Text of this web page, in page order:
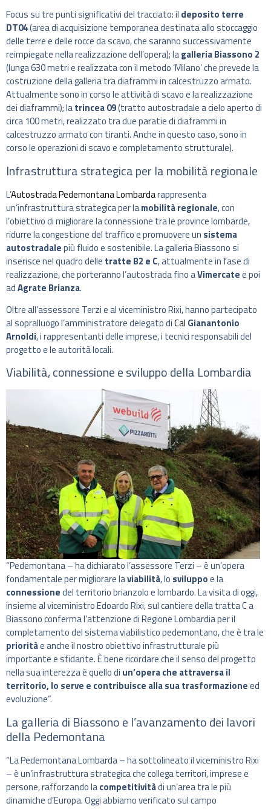
Focus su tre punti significativi del tracciato: il deposito terre
DT04(area di acquisizione temporanea destinata allo stoccaggio
delle terre e delle rocce da scavo, che saranno successivamente
reimpiegate nella realizzazione dell’opera); lagalleria Biassono 2
(lunga 630 metri e realizzata con il metodo ‘Milano’ che prevede la
costruzione della galleria tra diaframmi in calcestruzzo armato.
Attualmente sono in corso le attività di scavo e la realizzazione
dei diaframmi); latrincea 09(tratto autostradale a cielo aperto di
circa 100 metri, realizzato tra due paratie di diaframmi in
calcestruzzo armato con tiranti. Anche in questo caso, sono in
corso le operazioni di scavo e completamento strutturale).
Infrastruttura strategica per la mobilità regionale
L’Autostrada Pedemontana Lombardarappresenta
un’infrastruttura strategica per lamobilità regionale, con
l’obiettivo di migliorare la connessione tra le province lombarde,
ridurre la congestione del traffico e promuovere un sistema
autostradalepiù fluido e sostenibile. La galleria Biassono si
inserisce nel quadro delle tratte B2 e C, attualmente in fase di
realizzazione, che porteranno l’autostrada fino aVimercatee poi
adAgrate Brianza.
Oltre all’assessore Terzi e al viceministro Rixi, hanno partecipato
al sopralluogo l’amministratore delegato diCal Gianantonio
Arnoldi, i rappresentanti delle imprese, i tecnici responsabili del
progetto e le autorità locali.
Viabilità, connessione e sviluppo della Lombardia
“Pedemontana – ha dichiarato l’assessore Terzi – è un’opera
fondamentale per migliorare laviabilità, lo sviluppoe la
connessionedel territorio brianzolo e lombardo. La visita di oggi,
insieme al viceministro Edoardo Rixi, sul cantiere della tratta C a
Biassono conferma l’attenzione di Regione Lombardia per il
completamento del sistema viabilistico pedemontano, che è tra le
prioritàe anche il nostro obiettivo infrastrutturale più
importante e sfidante. È bene ricordare che il senso del progetto
nella sua interezza è quello di un’opera che attraversa il
territorio, lo serve e contribuisce alla sua trasformazioneed
evoluzione”.
La galleria di Biassono e l’avanzamento dei lavori
della Pedemontana
“La Pedemontana Lombarda – ha sottolineato il viceministro Rixi
– è un’infrastruttura strategica che collega territori, imprese e
persone, rafforzando lacompetitivitàdi un’area tra le più
dinamiche d’Europa. Oggi abbiamo verificato sul campo